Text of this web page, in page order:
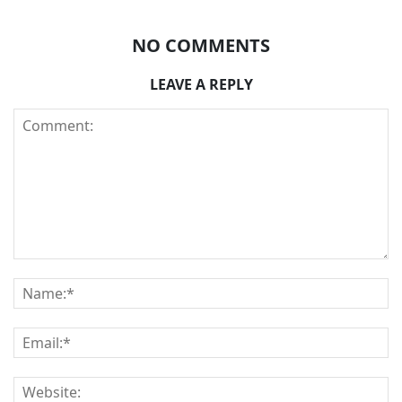
NO COMMENTS
LEAVE A REPLY